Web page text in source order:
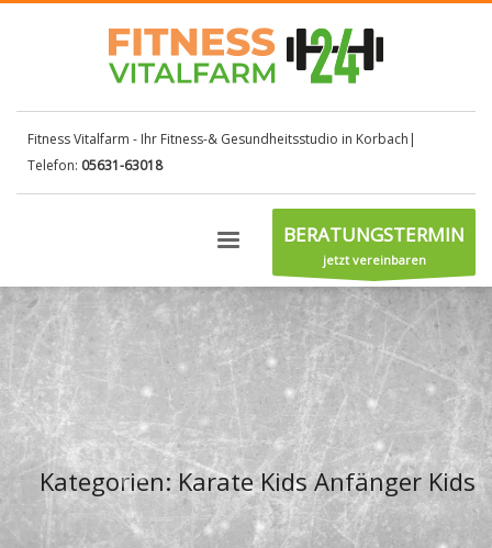
Fitness Vitalfarm - Ihr Fitness-& Gesundheitsstudio in Korbach|
Telefon: 05631-63018
BERATUNGSTERMIN
jetzt vereinbaren
Kategorien: Karate Kids Anfänger Kids